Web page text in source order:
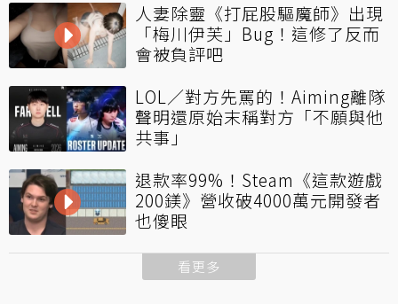
人妻除靈《打屁股驅魔師》出現
「梅川伊芙」Bug！這修了反而
會被負評吧
LOL／對方先罵的！Aiming離隊
聲明還原始末稱對方「不願與他
共事」
退款率99%！Steam《這款遊戲
200鎂》營收破4000萬元開發者
也傻眼
看更多